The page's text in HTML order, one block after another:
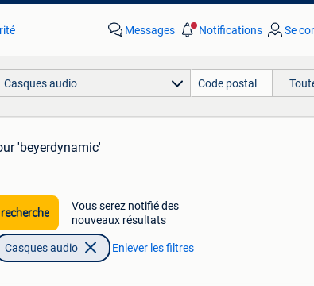
Messages Notifications Se
Casques audio
'beyerdynamic'
Vous serez notifié des
nouveaux résultats
Casques audio Enlever les filtres